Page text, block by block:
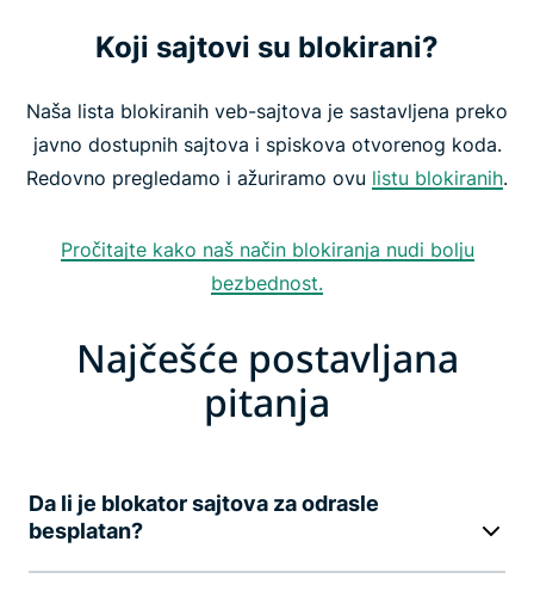
Koji sajtovi su blokirani?
Naša lista blokiranih veb-sajtova je sastavljena preko
javno dostupnih sajtova i spiskova otvorenog koda.
Redovno pregledamo i ažuriramo ovu listu blokiranih.
Pročitajte kako naš način blokiranja nudi bolju
bezbednost.
Najčešće postavljana
pitanja
Da li je blokator sajtova za odrasle
besplatan?